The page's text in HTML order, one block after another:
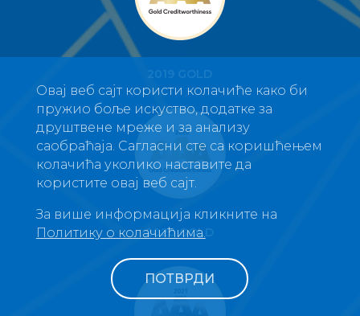
Овај веб сајт користи колачиће како би
пружио боље искуство, додатке за
друштвене мреже и за анализу
саобраћаја. Сагласни сте са коришћењем
колачића уколико наставите да
користите овај веб сајт.
За више информација кликните на
Политику о колачићима.
ПОТВРДИ
2019 GOLD
2020 GOLD